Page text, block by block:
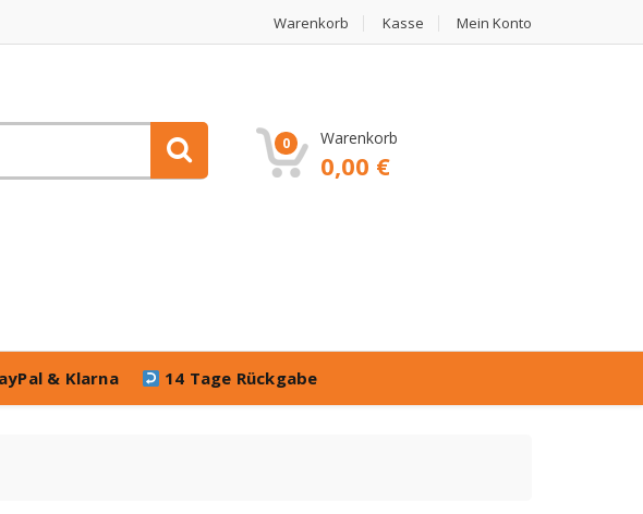
Warenkorb Kasse Mein Konto
0 Warenkorb
0,00 €
& Klarna 14 Tage Rückgabe